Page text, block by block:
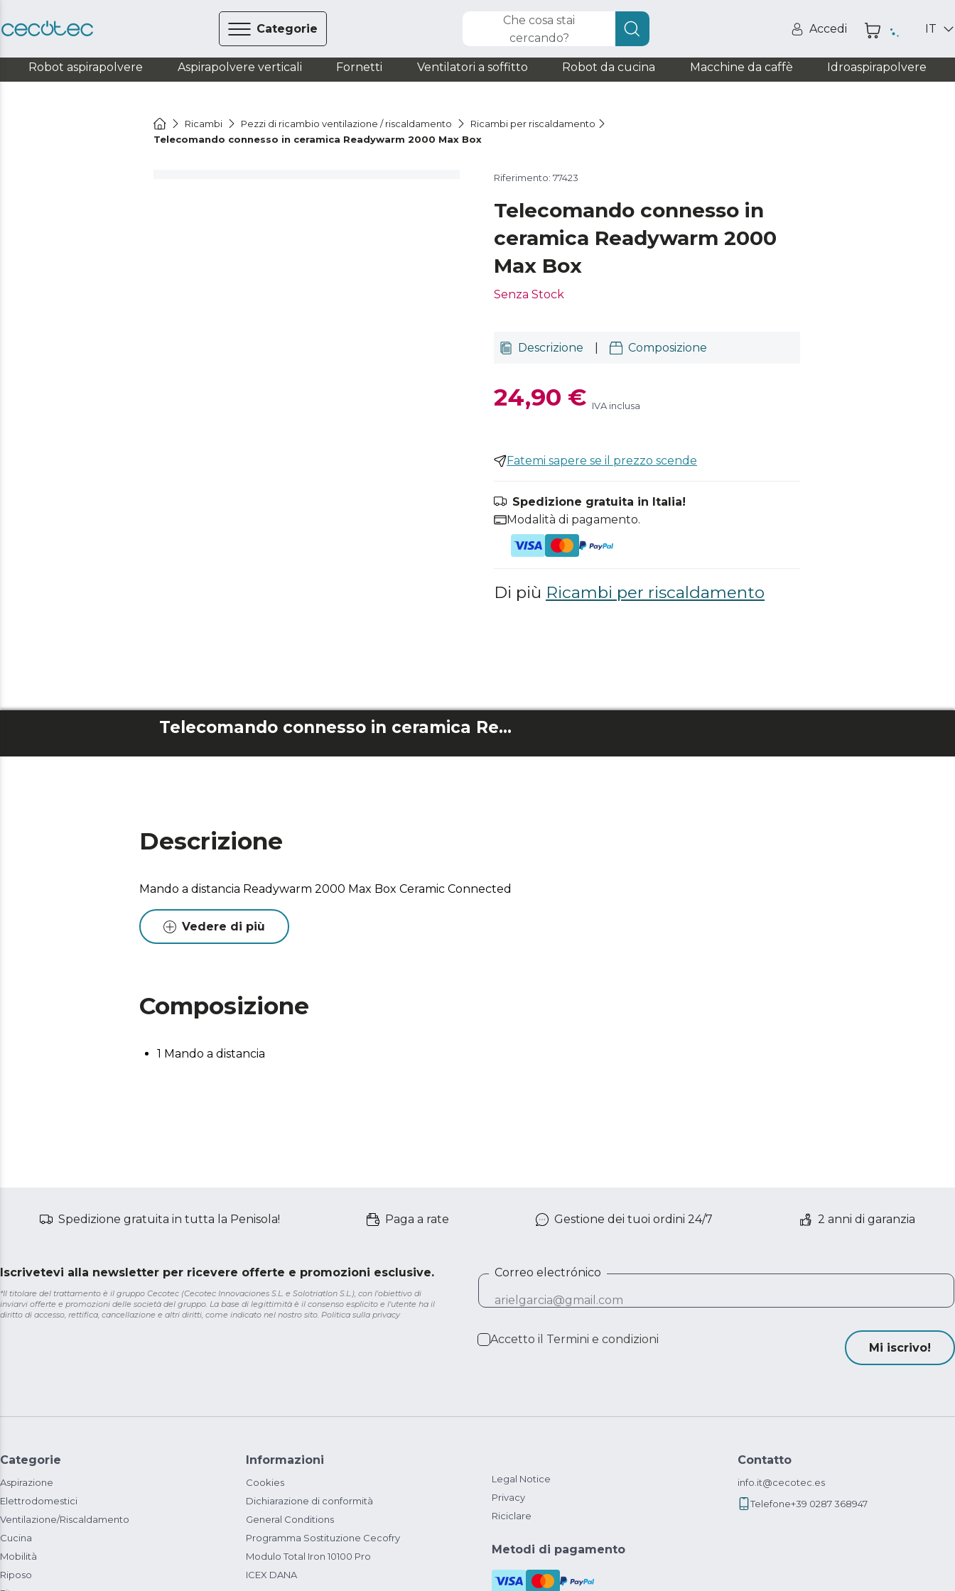
Categorie
Che cosa stai
cercando?
Accedi IT
Robot aspirapolvere Aspirapolvere verticali Fornetti Ventilatori a soffitto Robot da cucina Macchine da caffè Idroaspirapolvere
Ricambi Pezzi di ricambio ventilazione / riscaldamento
Ricambi per riscaldamento
Telecomando connesso in ceramica Readywarm 2000 Max Box
Riferimento: 77423
Telecomando connesso in
ceramica Readywarm 2000
Max Box
Senza Stock
Descrizione Composizione
24,90 € IVA inclusa
Fatemi sapere se il prezzo scende
Spedizione gratuita in Italia!
Modalità di pagamento.
Di più Ricambi per riscaldamento
Telecomando connesso in ceramica Readywarm 2000 Max Box
Descrizione
Mando a distancia Readywarm 2000 Max Box Ceramic Connected
Vedere di più
Composizione
1 Mando a distancia
Spedizione gratuita in tutta la Penisola! Paga a rate Gestione dei tuoi ordini 24/7 2 anni di garanzia
Iscrivetevi alla newsletter per ricevere offerte e promozioni esclusive.
*Il titolare del trattamento è il gruppo Cecotec (Cecotec Innovaciones S.L. e Solotriatlon S.L.), con l'obiettivo di
inviarvi offerte e promozioni delle società del gruppo. La base di legittimità è il consenso esplicito e l'utente ha il
diritto di accesso, rettifica, cancellazione e altri diritti, come indicato nel nostro sito. Politica sulla privacy
Correo electrónico
Accetto il Termini e condizioni
Mi iscrivo!
Categorie
Aspirazione
Elettrodomestici
Ventilazione/Riscaldamento
Cucina
Mobilità
Riposo
Informazioni
Cookies
Dichiarazione di conformità
General Conditions
Programma Sostituzione Cecofry
Modulo Total Iron 10100 Pro
ICEX DANA
Legal Notice
Privacy
Riciclare
Metodi di pagamento
Contatto
info.it@cecotec.es
Telefone+39 0287 368947